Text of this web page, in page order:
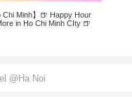
Chi Minh】🍺 Happy Hour
in Ho Chi Minh CIty 🍺
@Ha Noi